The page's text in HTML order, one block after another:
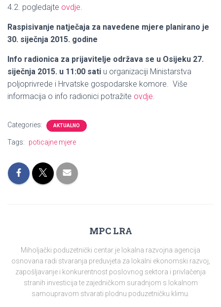
4.2. pogledajte ovdje.
Raspisivanje natječaja za navedene mjere planirano je
30. siječnja 2015. godine
Info radionica za prijavitelje održava se u Osijeku 27.
siječnja 2015. u 11:00 sati u organizaciji Ministarstva
poljoprivrede i Hrvatske gospodarske komore. Više
informacija o info radionici potražite ovdje.
Categories: AKTUALNO
Tags: poticajne mjere
MPC LRA
Miholjački poduzetnički centar je lokalna razvojna agencija
osnovana radi stvaranja preduvjeta za lokalni ekonomski razvoj,
zapošljavanje i konkurentnost poslovnog sektora i privlačenja
stranih investicija te zajedničkom suradnjom s lokalnom
samoupravom stvarati plodnu poduzetničku klimu.